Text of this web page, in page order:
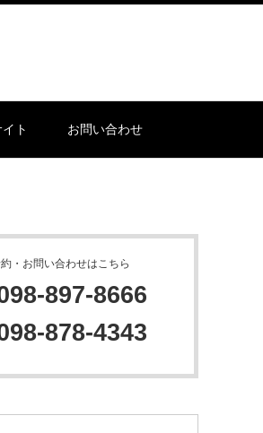
ト お問い合わせ
・お問い合わせはこちら
897-8666
878-4343